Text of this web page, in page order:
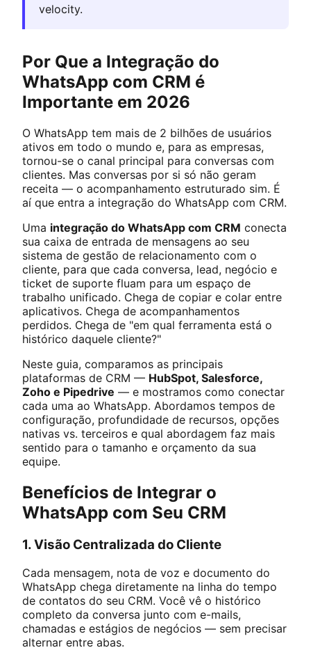
velocity.
Por Que a Integração do
WhatsApp com CRM é
Importante em 2026
O WhatsApp tem mais de 2 bilhões de usuários
ativos em todo o mundo e, para as empresas,
tornou-se o canal principal para conversas com
clientes. Mas conversas por si só não geram
receita — o acompanhamento estruturado sim. É
aí que entra a integração do WhatsApp com CRM.
Uma integração do WhatsApp com CRM conecta
sua caixa de entrada de mensagens ao seu
sistema de gestão de relacionamento com o
cliente, para que cada conversa, lead, negócio e
ticket de suporte fluam para um espaço de
trabalho unificado. Chega de copiar e colar entre
aplicativos. Chega de acompanhamentos
perdidos. Chega de "em qual ferramenta está o
histórico daquele cliente?"
Neste guia, comparamos as principais
plataformas de CRM — HubSpot, Salesforce,
Zoho e Pipedrive — e mostramos como conectar
cada uma ao WhatsApp. Abordamos tempos de
configuração, profundidade de recursos, opções
nativas vs. terceiros e qual abordagem faz mais
sentido para o tamanho e orçamento da sua
equipe.
Benefícios de Integrar o
WhatsApp com Seu CRM
1. Visão Centralizada do Cliente
Cada mensagem, nota de voz e documento do
WhatsApp chega diretamente na linha do tempo
de contatos do seu CRM. Você vê o histórico
completo da conversa junto com e-mails,
chamadas e estágios de negócios — sem precisar
alternar entre abas.